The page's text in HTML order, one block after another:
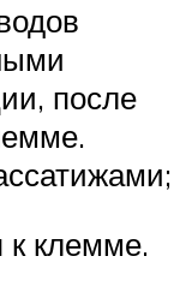
после
к клемме.